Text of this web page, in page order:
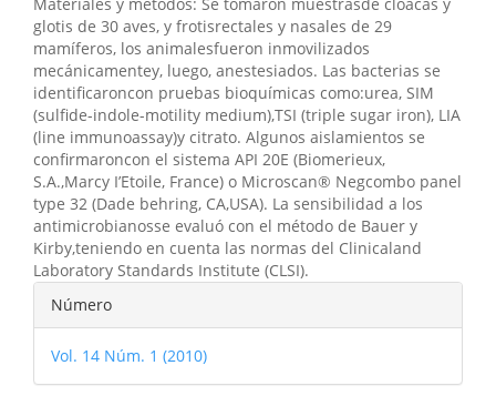
glotis de 30 aves, y frotisrectales y nasales de 29
mamíferos, los animalesfueron inmovilizados
mecánicamentey, luego, anestesiados. Las bacterias se
identificaroncon pruebas bioquímicas como:urea, SIM
(sulfide-indole-motility medium),TSI (triple sugar iron), LIA
(line immunoassay)y citrato. Algunos aislamientos se
confirmaroncon el sistema API 20E (Biomerieux,
S.A.,Marcy I’Etoile, France) o Microscan® Negcombo panel
type 32 (Dade behring, CA,USA). La sensibilidad a los
antimicrobianosse evaluó con el método de Bauer y
Kirby,teniendo en cuenta las normas del Clinicaland
Laboratory Standards Institute (CLSI).
Detalles
del
artículo
Número
Vol. 14 Núm. 1 (2010)